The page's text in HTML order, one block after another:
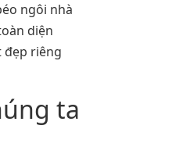
ngôi nhà
diện
đẹp riêng
ta